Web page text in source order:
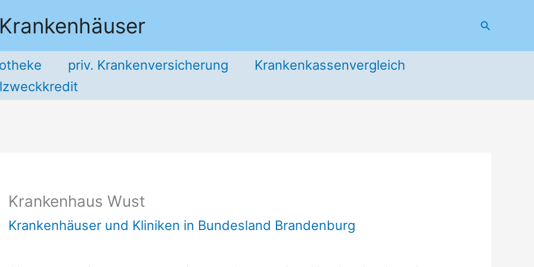
Suchen
priv. Krankenversicherung
Krankenkassenvergleich
Krankenhaus Wust
Krankenhäuser und Kliniken in Bundesland Brandenburg